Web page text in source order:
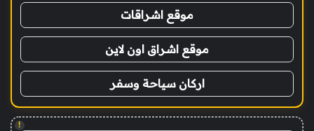
موقع اشراقات
موقع اشراق اون لاين
اركان سياحة وسفر
!